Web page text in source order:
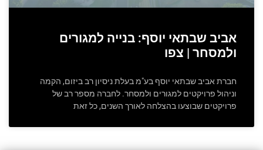
אביב שבתאי יוסף: בנייה למגורים
ולמסחר | צפו
חברת אביב שבתאי יוסף בע"מ בעלת ניסיון רב ביזום, הקמה
וניהול פרויקטים למגורים ולמסחר. לחברה מספר רב של
פרויקטים שבוצעו בהצלחה לאורך השנים, כל זאת